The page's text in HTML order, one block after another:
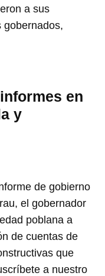
a sus
gobernados,
en
y
de gobierno
el gobernador
poblana a
de cuentas de
que
a nuestro